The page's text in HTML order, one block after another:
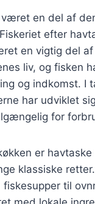
en del af
efter
en vigtig del af
liv, og fisken
og indkomst. I
har udviklet
for
er
klassiske
til